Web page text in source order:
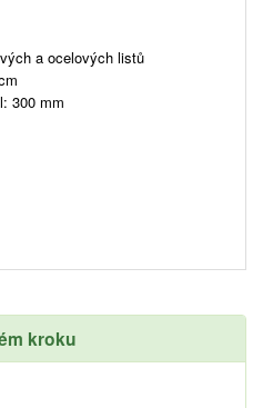
a ocelových listů
300 mm
kroku